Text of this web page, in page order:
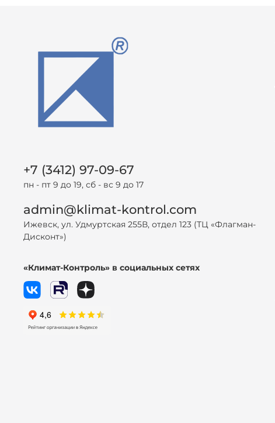
+7 (3412) 97-09-67
пн - пт 9 до 19, сб - вс 9 до 17
admin@klimat-kontrol.com
Ижевск, ул. Удмуртская 255В, отдел 123 (ТЦ «Флагман-
Дисконт»)
«Климат-Контроль» в социальных сетях